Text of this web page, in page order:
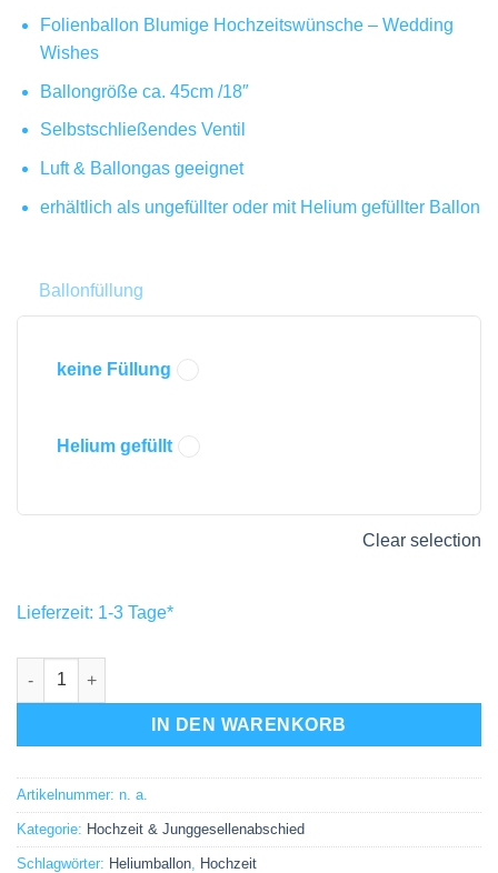
Folienballon Blumige Hochzeitswünsche – Wedding
Wishes
Ballongröße ca. 45cm /18″
Selbstschließendes Ventil
Luft & Ballongas geeignet
erhältlich als ungefüllter oder mit Helium gefüllter Ballon
Ballonfüllung
keine Füllung
Helium gefüllt
Clear selection
Lieferzeit: 1-3 Tage*
Folienballon Blumige Hochzeitswünsche - Wedding Wishes
IN DEN WARENKORB
Artikelnummer: n. a.
Kategorie: Hochzeit & Junggesellenabschied
Schlagwörter: Heliumballon, Hochzeit